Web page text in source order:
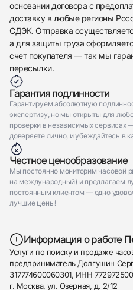
основании договора с
доставку в любые регионы
СДЭК. Отправка
а для защиты груза
счет покупателя — так мы
пересылки.
Гарантия подлинности
Гарантируем абсолютную
экспертизу, но мы открыты для
проверки в независимых сервисах
доверяете лично, и убеждайтесь в
Честное ценообразование
Мы постоянно мониторим часовой
на международный) и предлагаем
постоянным клиентом — одно
лучшие цены!
Информация о работе
Услуги по поиску и продаже
предприниматель Долгушин
317774600060301, ИНН
г. Москва, ул. Озерная, д. 2/12